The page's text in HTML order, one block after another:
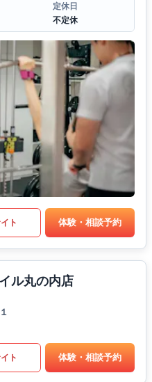
定休日
不定休
ト 体験・相談予約
ル丸の内店
ト 体験・相談予約